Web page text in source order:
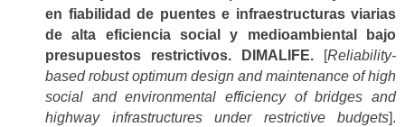
en fiabilidad de puentes e infraestructuras viarias
de alta eficiencia social y medioambiental bajo
presupuestos restrictivos. DIMALIFE. [Reliability-
based robust optimum design and maintenance of high
social and environmental efficiency of bridges and
highway infrastructures under restrictive budgets].